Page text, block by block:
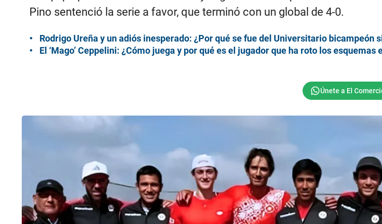
Pino sentenció la serie a favor, que terminó con un global de 4-0.
Rodrigo Ureña y un adiós inesperado: ¿Por qué se fue del Universitario bicampeón
El ‘Mago’ Ceppelini: ¿Cómo juega y por qué es el jugador que ha roto los esquemas